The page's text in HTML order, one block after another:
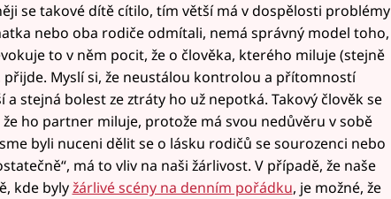
se takové dítě cítilo, tím větší má v dospělosti problémy
nebo oba rodiče odmítali, nemá správný model toho,
to v něm pocit, že o člověka, kterého miluje (stejně
Myslí si, že neustálou kontrolou a přítomností
a stejná bolest ze ztráty ho už nepotká. Takový člověk se
ho partner miluje, protože má svou nedůvěru v sobě
byli nuceni dělit se o lásku rodičů se sourozenci nebo
má to vliv na naši žárlivost. V případě, že naše
kde bylyžárlivé scény na denním pořádku, je možné, že